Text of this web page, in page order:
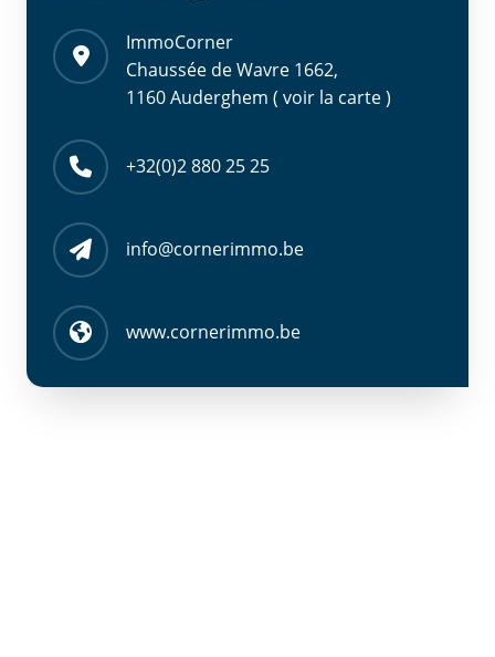
ImmoCorner
Chaussée de Wavre 1662,
1160 Auderghem ( voir la carte )
+32(0)2 880 25 25
info@cornerimmo.be
www.cornerimmo.be